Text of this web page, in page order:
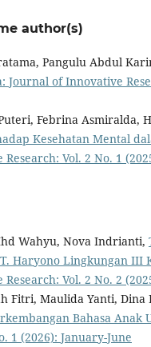
author(s)
Pangulu Abdul
Journal of Innovative
Febrina Asmiralda,
Kesehatan Mental
Vol. 2 No. 1
Wahyu, Nova Indrianti,
Haryono Lingkungan
Vol. 2 No. 2
Fitri, Maulida Yanti,
Bahasa Anak
1 (2026): January-June